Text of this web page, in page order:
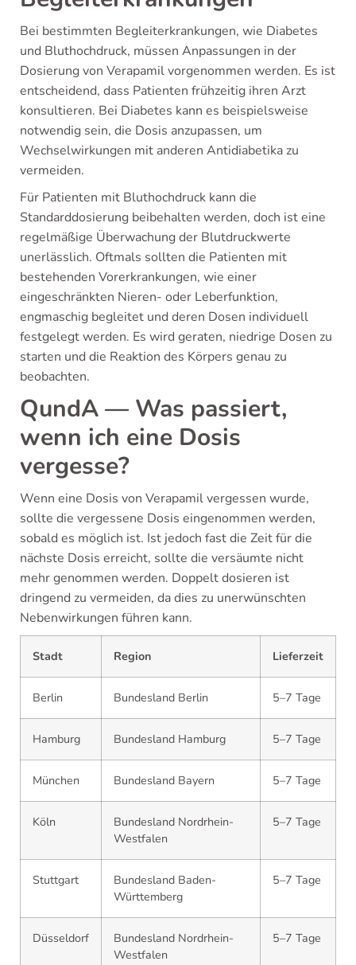
Bei bestimmten Begleiterkrankungen, wie Diabetes
und Bluthochdruck, müssen Anpassungen in der
Dosierung von Verapamil vorgenommen werden. Es ist
entscheidend, dass Patienten frühzeitig ihren Arzt
konsultieren. Bei Diabetes kann es beispielsweise
notwendig sein, die Dosis anzupassen, um
Wechselwirkungen mit anderen Antidiabetika zu
vermeiden.
Für Patienten mit Bluthochdruck kann die
Standarddosierung beibehalten werden, doch ist eine
regelmäßige Überwachung der Blutdruckwerte
unerlässlich. Oftmals sollten die Patienten mit
bestehenden Vorerkrankungen, wie einer
eingeschränkten Nieren- oder Leberfunktion,
engmaschig begleitet und deren Dosen individuell
festgelegt werden. Es wird geraten, niedrige Dosen zu
starten und die Reaktion des Körpers genau zu
beobachten.
QundA — Was passiert,
wenn ich eine Dosis
vergesse?
Wenn eine Dosis von Verapamil vergessen wurde,
sollte die vergessene Dosis eingenommen werden,
sobald es möglich ist. Ist jedoch fast die Zeit für die
nächste Dosis erreicht, sollte die versäumte nicht
mehr genommen werden. Doppelt dosieren ist
dringend zu vermeiden, da dies zu unerwünschten
Nebenwirkungen führen kann.
Stadt Region Lieferzeit
Berlin Bundesland Berlin 5–7 Tage
Hamburg Bundesland Hamburg 5–7 Tage
München Bundesland Bayern 5–7 Tage
Köln
Bundesland Nordrhein-
Westfalen
5–7 Tage
Stuttgart
Bundesland Baden-
Württemberg
5–7 Tage
Düsseldorf
Bundesland Nordrhein-
Westfalen
5–7 Tage